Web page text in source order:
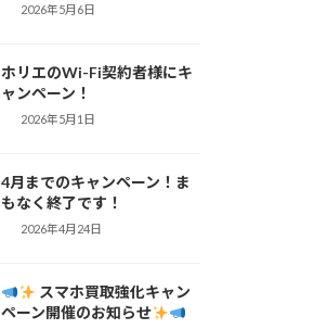
2026年5月6日
ホリエのWi-Fi契約者様にキ
ャンペーン！
2026年5月1日
4月までのキャンペーン！ま
もなく終了です！
2026年4月24日
スマホ買取強化キャン
ペーン開催のお知らせ